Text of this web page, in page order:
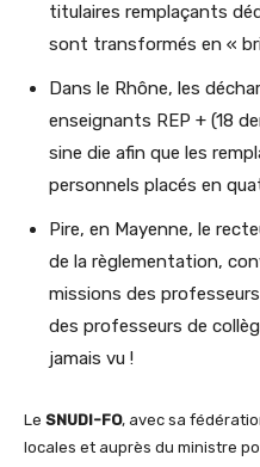
titulaires remplaçants
sont transformés en «
Dans le Rhône, les
enseignants REP + (18
sine die afin que les
personnels placés en
Pire, en Mayenne, le
de la règlementation,
missions des
des professeurs de
jamais vu !
Le SNUDI-FO, avec sa
locales et auprès du ministre